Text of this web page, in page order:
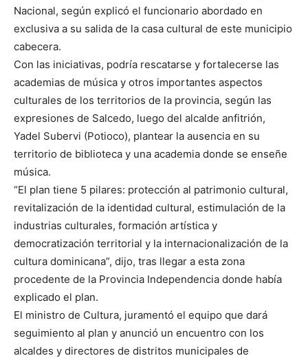
Nacional, según explicó el funcionario abordado en
exclusiva a su salida de la casa cultural de este municipio
cabecera.
Con las iniciativas, podría rescatarse y fortalecerse las
academias de música y otros importantes aspectos
culturales de los territorios de la provincia, según las
expresiones de Salcedo, luego del alcalde anfitrión,
Yadel Subervi (Potioco), plantear la ausencia en su
territorio de biblioteca y una academia donde se enseñe
música.
“El plan tiene 5 pilares: protección al patrimonio cultural,
revitalización de la identidad cultural, estimulación de la
industrias culturales, formación artística y
democratización territorial y la internacionalización de la
cultura dominicana”, dijo, tras llegar a esta zona
procedente de la Provincia Independencia donde había
explicado el plan.
El ministro de Cultura, juramentó el equipo que dará
seguimiento al plan y anunció un encuentro con los
alcaldes y directores de distritos municipales de